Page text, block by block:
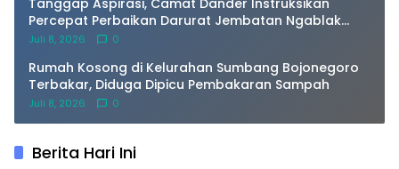
Percepat Perbaikan Darurat Jembatan Ngablak
Agar Segera Aman Dilalui
Juli 8, 2026 0
Rumah Kosong di Kelurahan Sumbang Bojonegoro
Terbakar, Diduga Dipicu Pembakaran Sampah
Juli 8, 2026 0
Berita Hari Ini